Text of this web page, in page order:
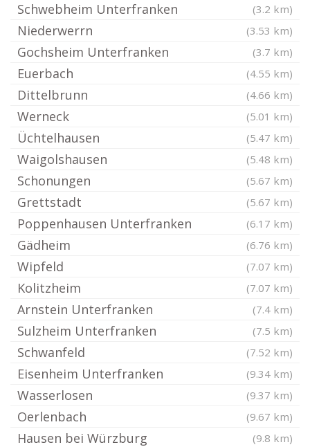
Schwebheim Unterfranken (3.2 km)
Niederwerrn (3.53 km)
Gochsheim Unterfranken (3.7 km)
Euerbach (4.55 km)
Dittelbrunn (4.66 km)
Werneck (5.01 km)
Üchtelhausen (5.47 km)
Waigolshausen (5.48 km)
Schonungen (5.67 km)
Grettstadt (5.67 km)
Poppenhausen Unterfranken (6.17 km)
Gädheim (6.76 km)
Wipfeld (7.07 km)
Kolitzheim (7.07 km)
Arnstein Unterfranken (7.4 km)
Sulzheim Unterfranken (7.5 km)
Schwanfeld (7.52 km)
Eisenheim Unterfranken (9.34 km)
Wasserlosen (9.37 km)
Oerlenbach (9.67 km)
Hausen bei Würzburg (9.8 km)